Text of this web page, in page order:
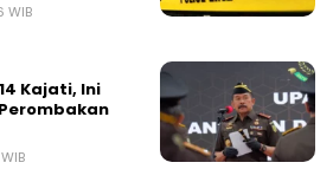
WIB
Kajati, Ini